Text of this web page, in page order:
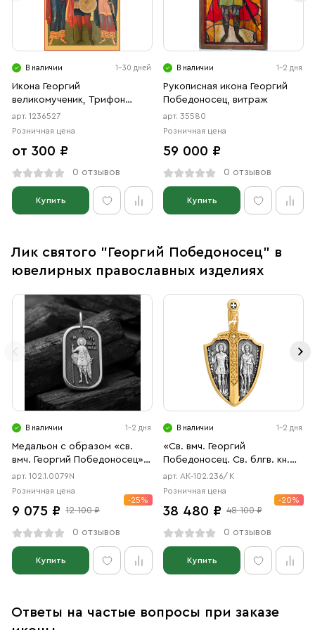
В наличии 1-30 дней
Икона Георгий
великомученик, Трифон
мученик, Иоанн Воин мученик
(АРТ.06527)
арт. 1236527
Розничная цена
от 300 ₽
0 отзывов
Купить
В наличии 1-2 дня
Рукописная икона Георгий
Победоносец, витраж
арт. 35580
Розничная цена
59 000 ₽
0 отзывов
Купить
Лик святого "Георгий Победоносец" в
ювелирных православных изделиях
В наличии 1-2 дня
Медальон с образом «св.
вмч. Георгий Победоносец»
чернение
арт. 102.1.0079N
Розничная цена
9 075 ₽ 12 100 ₽
-25%
0 отзывов
Купить
В наличии 1-2 дня
«Св. вмч. Георгий
Победоносец. Св. блгв. кн.
Александр Невский.
Архангел Михаил»
арт. АК-102.236/К
Розничная цена
38 480 ₽ 48 100 ₽
-20%
0 отзывов
Купить
Ответы на частые вопросы при заказе